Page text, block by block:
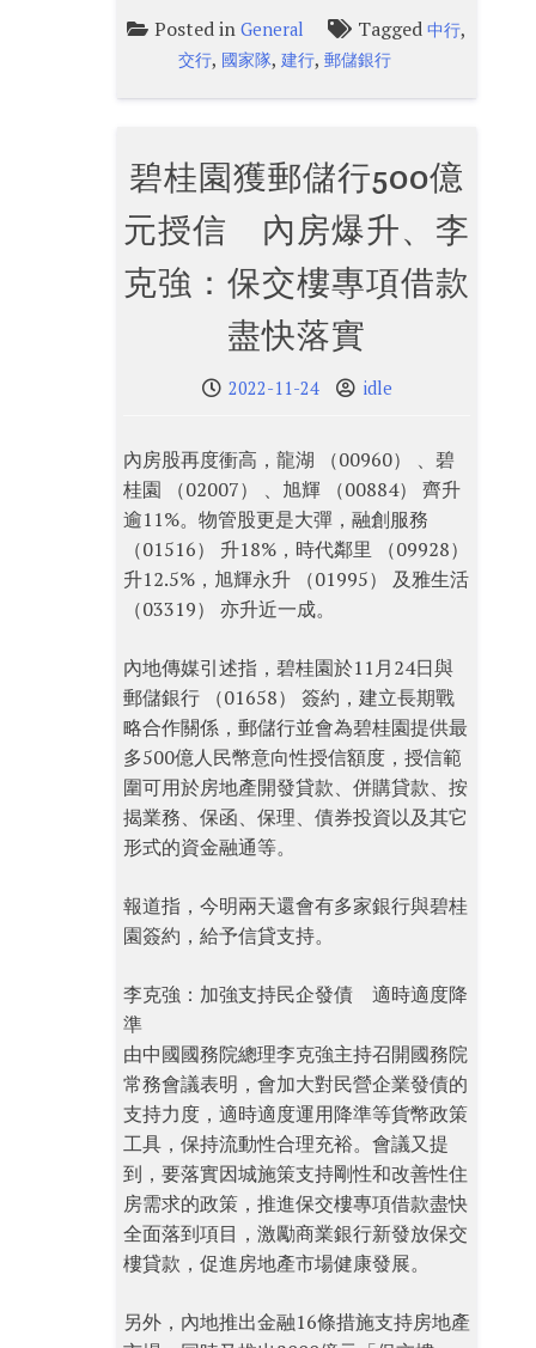
Posted inGeneral Tagged中行,
交行, 國家隊,建行,郵儲銀行
碧桂園獲郵儲行500億
元授信 內房爆升、李
克強：保交樓專項借款
盡快落實
2022-11-24 idle
內房股再度衝高，龍湖 （00960） 、碧
桂園 （02007） 、旭輝 （00884） 齊升
逾11%。物管股更是大彈，融創服務
（01516） 升18%，時代鄰里 （09928）
升12.5%，旭輝永升 （01995） 及雅生活
（03319） 亦升近一成。
內地傳媒引述指，碧桂園於11月24日與
郵儲銀行 （01658） 簽約，建立長期戰
略合作關係，郵儲行並會為碧桂園提供最
多500億人民幣意向性授信額度，授信範
圍可用於房地產開發貸款、併購貸款、按
揭業務、保函、保理、債券投資以及其它
形式的資金融通等。
報道指，今明兩天還會有多家銀行與碧桂
園簽約，給予信貸支持。
李克強：加強支持民企發債 適時適度降
準
由中國國務院總理李克強主持召開國務院
常務會議表明，會加大對民營企業發債的
支持力度，適時適度運用降準等貨幣政策
工具，保持流動性合理充裕。會議又提
到，要落實因城施策支持剛性和改善性住
房需求的政策，推進保交樓專項借款盡快
全面落到項目，激勵商業銀行新發放保交
樓貸款，促進房地產市場健康發展。
另外，內地推出金融16條措施支持房地產